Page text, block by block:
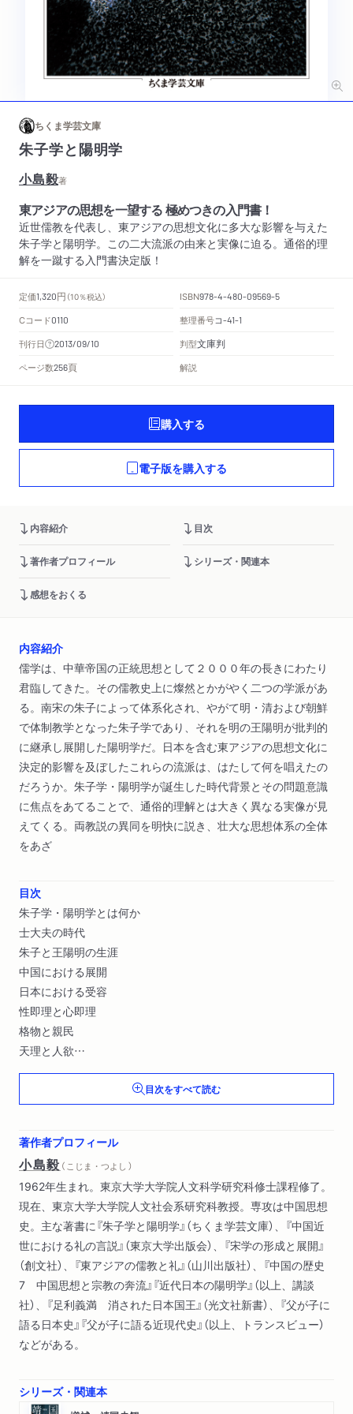
ちくま学芸文庫
朱子学と陽明学
小島毅著
東アジアの思想を一望する 極めつきの入門書！
近世儒教を代表し、東アジアの思想文化に多大な影響を与えた
朱子学と陽明学。この二大流派の由来と実像に迫る。通俗的理
解を一蹴する入門書決定版！
定価1,320円 （10％税込） ISBN978-4-480-09569-5
Cコード0110 整理番号コ-41-1
刊行日 2013/09/10 判型文庫判
ページ数256頁 解説
購入する
電子版を購入する
内容紹介 目次
著作者プロフィール シリーズ・関連本
感想をおくる
内容紹介
儒学は、中華帝国の正統思想として２０００年の長きにわたり
君臨してきた。その儒教史上に燦然とかがやく二つの学派があ
る。南宋の朱子によって体系化され、やがて明・清および朝鮮
で体制教学となった朱子学であり、それを明の王陽明が批判的
に継承し展開した陽明学だ。日本を含む東アジアの思想文化に
決定的影響を及ぼしたこれらの流派は、はたして何を唱えたの
だろうか。朱子学・陽明学が誕生した時代背景とその問題意識
に焦点をあてることで、通俗的理解とは大きく異なる実像が見
えてくる。両教説の異同を明快に説き、壮大な思想体系の全体
をあざ
目次
朱子学・陽明学とは何か
士大夫の時代
朱子と王陽明の生涯
中国における展開
日本における受容
性即理と心即理
格物と親民
天理と人欲
礼教と風俗
思想史における唐宋変革
経学史のなかで
東アジアにおける近世
朱子学・陽明学の未来
目次をすべて読む
著作者プロフィール
小島毅 （ こじま・つよし ）
1962年生まれ。東京大学大学院人文科学研究科修士課程修了。
現在、東京大学大学院人文社会系研究科教授。専攻は中国思想
史。主な著書に『朱子学と陽明学』（ちくま学芸文庫）、『中国近
世における礼の言説』（東京大学出版会）、『宋学の形成と展開』
（創文社）、『東アジアの儒教と礼』（山川出版社）、『中国の歴史
7 中国思想と宗教の奔流』『近代日本の陽明学』（以上、講談
社）、『足利義満 消された日本国王』（光文社新書）、『父が子に
語る日本史』『父が子に語る近現代史』（以上、トランスビュー）
などがある。
シリーズ・関連本